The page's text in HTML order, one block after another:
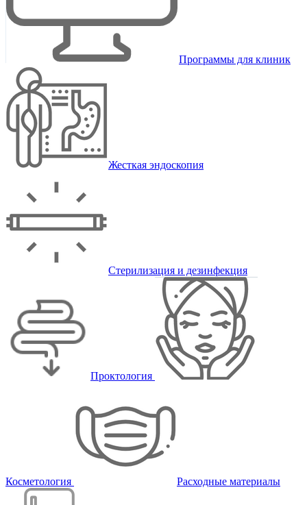
Программы для клиник
Жесткая эндоскопия
Стерилизация и дезинфекция
Проктология
Косметология Расходные материалы